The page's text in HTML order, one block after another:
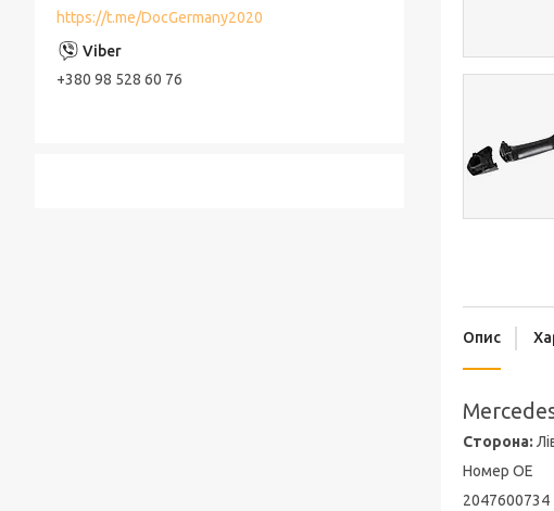
Опис
Сторона:
Номер OE
2047600734
https://t.me/DocGermany2020
+380 98 528 60 76